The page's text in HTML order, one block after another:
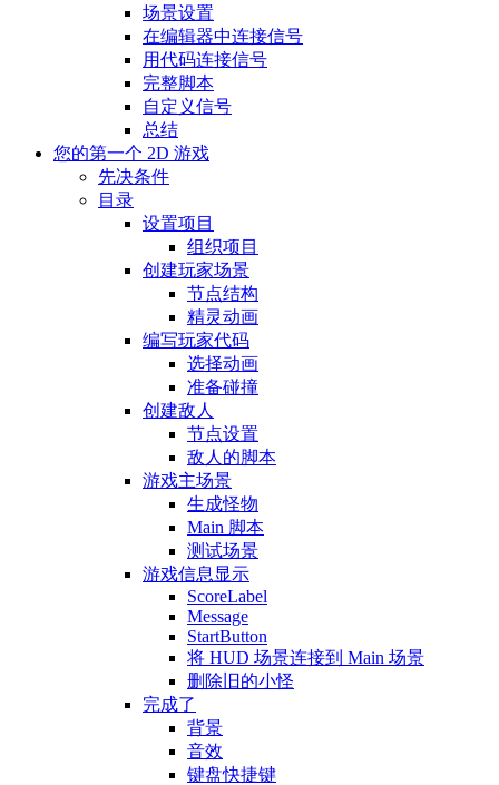
场景设置
在编辑器中连接信号
用代码连接信号
完整脚本
自定义信号
总结
您的第一个 2D 游戏
先决条件
目录
设置项目
组织项目
创建玩家场景
节点结构
精灵动画
编写玩家代码
选择动画
准备碰撞
创建敌人
节点设置
敌人的脚本
游戏主场景
生成怪物
Main 脚本
测试场景
游戏信息显示
ScoreLabel
Message
StartButton
将 HUD 场景连接到 Main 场景
删除旧的小怪
完成了
背景
音效
键盘快捷键